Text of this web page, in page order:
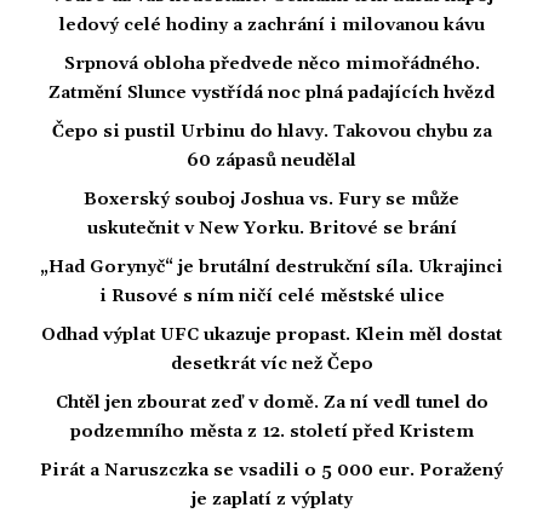
ledový celé hodiny a zachrání i milovanou kávu
Srpnová obloha předvede něco mimořádného.
Zatmění Slunce vystřídá noc plná padajících hvězd
Čepo si pustil Urbinu do hlavy. Takovou chybu za
60 zápasů neudělal
Boxerský souboj Joshua vs. Fury se může
uskutečnit v New Yorku. Britové se brání
„Had Gorynyč“ je brutální destrukční síla. Ukrajinci
i Rusové s ním ničí celé městské ulice
Odhad výplat UFC ukazuje propast. Klein měl dostat
desetkrát víc než Čepo
Chtěl jen zbourat zeď v domě. Za ní vedl tunel do
podzemního města z 12. století před Kristem
Pirát a Naruszczka se vsadili o 5 000 eur. Poražený
je zaplatí z výplaty